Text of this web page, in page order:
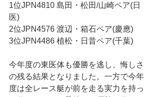
1位JPN4810 島田・松田/山崎ペア(日
医)
2位JPN4576 渡辺・箱石ペア(慶應)
3位JPN4486 植松・日昔ペア(千葉)
今年度の東医体も優勝を逃し、悔しさ
の残る結果となりました。一方で今年
度は全レース艇が前を走る実力を持っ